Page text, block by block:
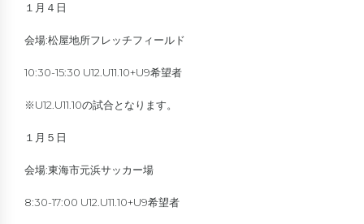
１月４日
会場:松屋地所フレッチフィールド
10:30-15:30 U12.U11.10+U9希望者
※U12.U11.10の試合となります。
１月５日
会場:東海市元浜サッカー場
8:30-17:00 U12.U11.10+U9希望者